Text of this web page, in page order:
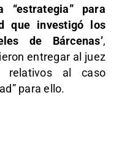
“estrategia” para
que investigó los
de Bárcenas’,
entregar al juez
relativos al caso
para ello.